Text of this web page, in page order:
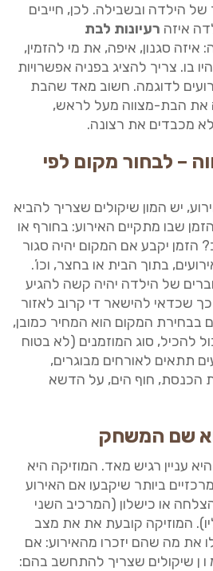
הילדה ובשבילה. לכן, חייבים
איזה רעיונות לבת
איזה סגנון, איפה, את מי להזמין,
בו. צריך להציג בפניה אפשרויות
לדוגמה. חשוב מאד שהבת
את הבת-מצווה מעל לראש,
מכבדים את רצונה.
– לבחור מקום לפי
יש המון שיקולים שצריך להביא
שבו מתקיים האירוע: בחורף או
הזמן יקבע אם המקום יהיה סגור
בתוך הבית או בחצר, וכו’.
של הילדה יהיה קשה להגיע
שכדאי להישאר די קרוב לאזור
בבחירת המקום הוא המחיר כמובן,
להכיל, סוג המוזמנים (לא בטוח
תתאים לאורחים מבוגרים,
הכנסת, חוף הים, על הדשא
שם המשחק
עניין רגיש מאד. המוזיקה היא
ביותר שיקבעו אם האירוע
או כישלון (המרכיב השני
המוזיקה קובעת את את מצב
את מה שהם יזכרו מהאירוע: אם
ו ן שיקולים שצריך להתחשב בהם: